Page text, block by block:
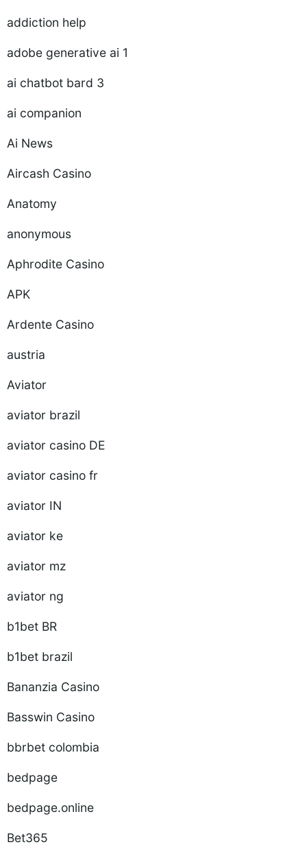
addiction help
adobe generative ai 1
ai chatbot bard 3
ai companion
Ai News
Aircash Casino
Anatomy
anonymous
Aphrodite Casino
APK
Ardente Casino
austria
Aviator
aviator brazil
aviator casino DE
aviator casino fr
aviator IN
aviator ke
aviator mz
aviator ng
b1bet BR
b1bet brazil
Bananzia Casino
Basswin Casino
bbrbet colombia
bedpage
bedpage.online
Bet365